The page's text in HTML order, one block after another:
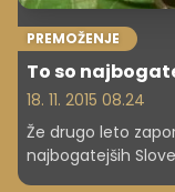
PREMOŽENJE
To so
18. 11. 2015 08.24
Že drugo leto
najbogatejših
uvrstila glavna